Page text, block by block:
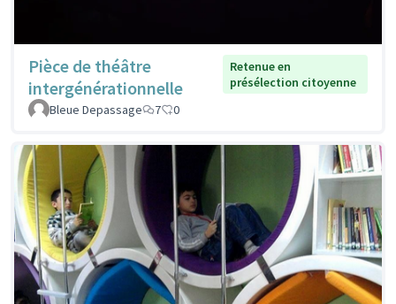
Pièce de théâtre
intergénérationnelle
Retenue en
présélection citoyenne
Bleue Depassage
7 0